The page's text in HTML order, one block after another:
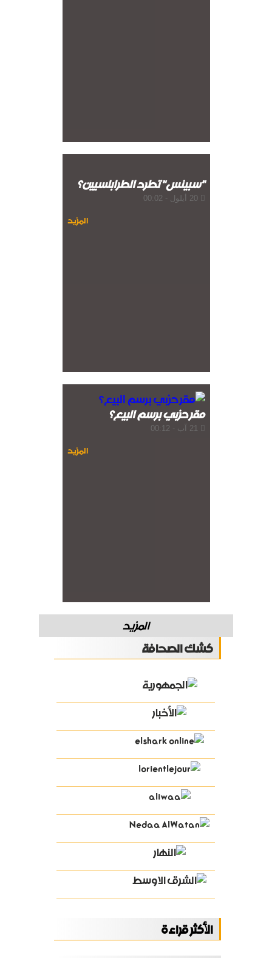
"سبينس" تطرد الطرابلسيين؟
20 أيلول - 00:02
المزيد
مقر حزبي برسم البيع؟
المزيد
المزيد
كشك الصحافة
الأكثر قراءة